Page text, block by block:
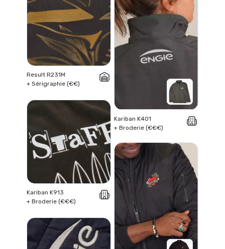
Result R231M
+ Sérigraphie (€€)
Kariban K401
+ Broderie (€€€)
Kariban K913
+ Broderie (€€€)